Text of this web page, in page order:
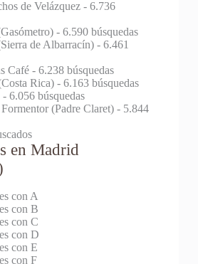
de Velázquez- 6.736
- 6.590 búsquedas
de Albarracín)- 6.461
Café- 6.238 búsquedas
Rica)- 6.163 búsquedas
- 6.056 búsquedas
(Padre Claret)- 5.844
en Madrid
con A
con B
con C
con D
con E
con F